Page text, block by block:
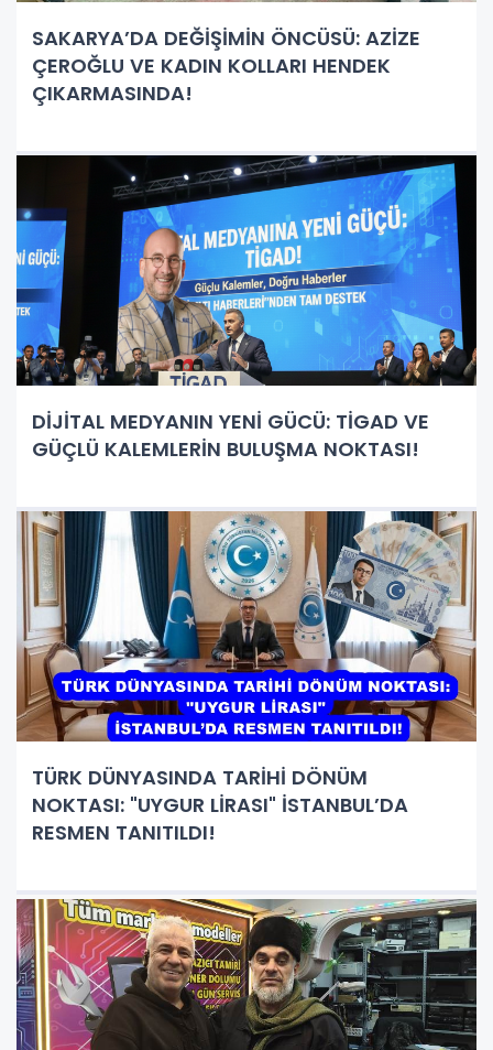
SAKARYA’DA DEĞİŞİMİN ÖNCÜSÜ: AZİZE
ÇEROĞLU VE KADIN KOLLARI HENDEK
ÇIKARMASINDA!
DİJİTAL MEDYANIN YENİ GÜCÜ: TİGAD VE
GÜÇLÜ KALEMLERİN BULUŞMA NOKTASI!
TÜRK DÜNYASINDA TARİHİ DÖNÜM
NOKTASI: "UYGUR LİRASI" İSTANBUL’DA
RESMEN TANITILDI!